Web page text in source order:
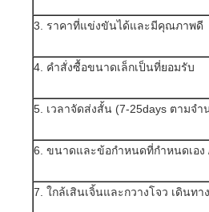
3. ราคาที่แข่งขันได้และมีคุณภาพดี
4. คำสั่งซื้อขนาดเล็กเป็นที่ยอมรับ
5. เวลาจัดส่งสั้น (7-25days ตามจำ
6. ขนาดและข้อกำหนดที่กำหนดเอง
7. ใกล้เสินเจิ้นและกวางโจว เดินทา